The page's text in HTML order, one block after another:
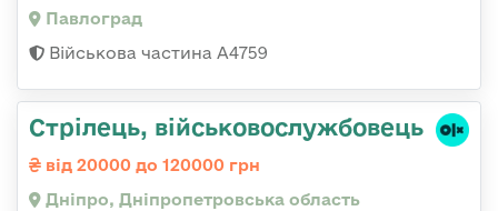
Павлоград
Військова частина А4759
Стрілець, військовослужбовець
від 20000 до 120000 грн
Дніпро, Дніпропетровська область